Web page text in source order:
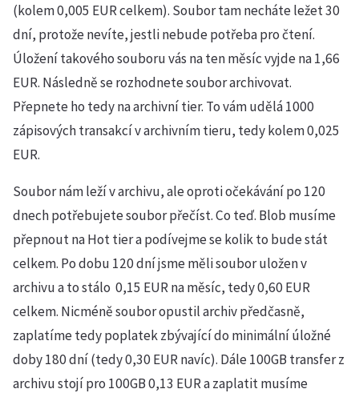
(kolem 0,005 EUR celkem). Soubor tam necháte ležet 30
dní, protože nevíte, jestli nebude potřeba pro čtení.
Úložení takového souboru vás na ten měsíc vyjde na 1,66
EUR. Následně se rozhodnete soubor archivovat.
Přepnete ho tedy na archivní tier. To vám udělá 1000
zápisových transakcí v archivním tieru, tedy kolem 0,025
EUR.
Soubor nám leží v archivu, ale oproti očekávání po 120
dnech potřebujete soubor přečíst. Co teď. Blob musíme
přepnout na Hot tier a podívejme se kolik to bude stát
celkem. Po dobu 120 dní jsme měli soubor uložen v
archivu a to stálo 0,15 EUR na měsíc, tedy 0,60 EUR
celkem. Nicméně soubor opustil archiv předčasně,
zaplatíme tedy poplatek zbývající do minimální úložné
doby 180 dní (tedy 0,30 EUR navíc). Dále 100GB transfer z
archivu stojí pro 100GB 0,13 EUR a zaplatit musíme